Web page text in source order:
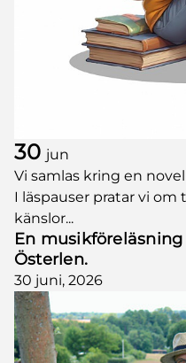
30 jun
Vi samlas kring en
I läspauser pratar vi
känslor...
En
Österlen.
30 juni, 2026